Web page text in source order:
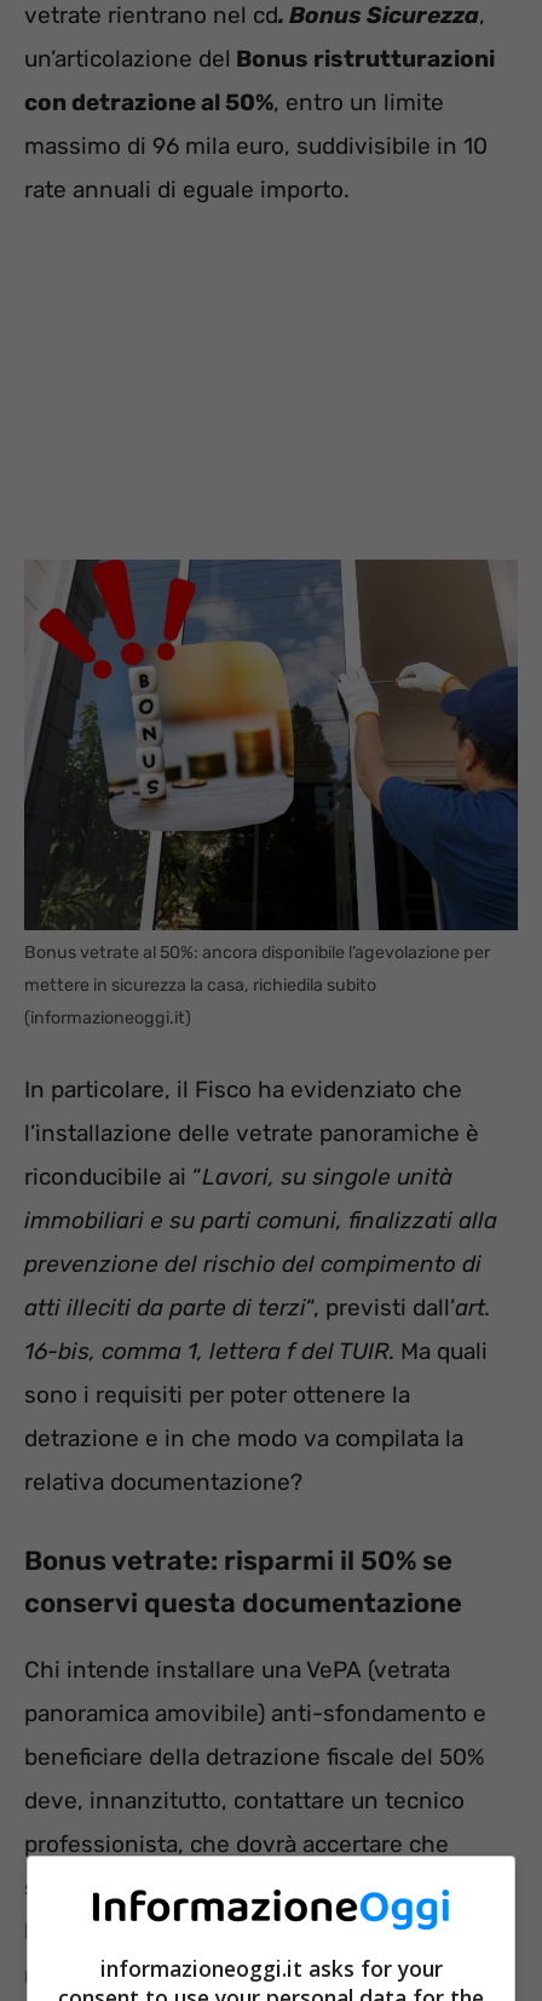
vetrate rientrano nel cd. Bonus Sicurezza,
un’articolazione del Bonus ristrutturazioni
con detrazione al 50%, entro un limite
massimo di 96 mila euro, suddivisibile in 10
rate annuali di eguale importo.
Bonus vetrate al 50%: ancora disponibile l’agevolazione per
mettere in sicurezza la casa, richiedila subito
(informazioneoggi.it)
In particolare, il Fisco ha evidenziato che
l’installazione delle vetrate panoramiche è
riconducibile ai “Lavori, su singole unità
immobiliari e su parti comuni, finalizzati alla
prevenzione del rischio del compimento di
atti illeciti da parte di terzi“, previsti dall’art.
16-bis, comma 1, lettera f del TUIR. Ma quali
sono i requisiti per poter ottenere la
detrazione e in che modo va compilata la
relativa documentazione?
Bonus vetrate: risparmi il 50% se
conservi questa documentazione
Chi intende installare una VePA (vetrata
panoramica amovibile) anti-sfondamento e
beneficiare della detrazione fiscale del 50%
deve, innanzitutto, contattare un tecnico
professionista, che dovrà accertare che
sussistono tutti i presupposti stabiliti dalla
legge. Il beneficio fiscale, inoltre, può essere
richiesto nel caso dilavori diretti alla
informazioneoggi.it asks for your